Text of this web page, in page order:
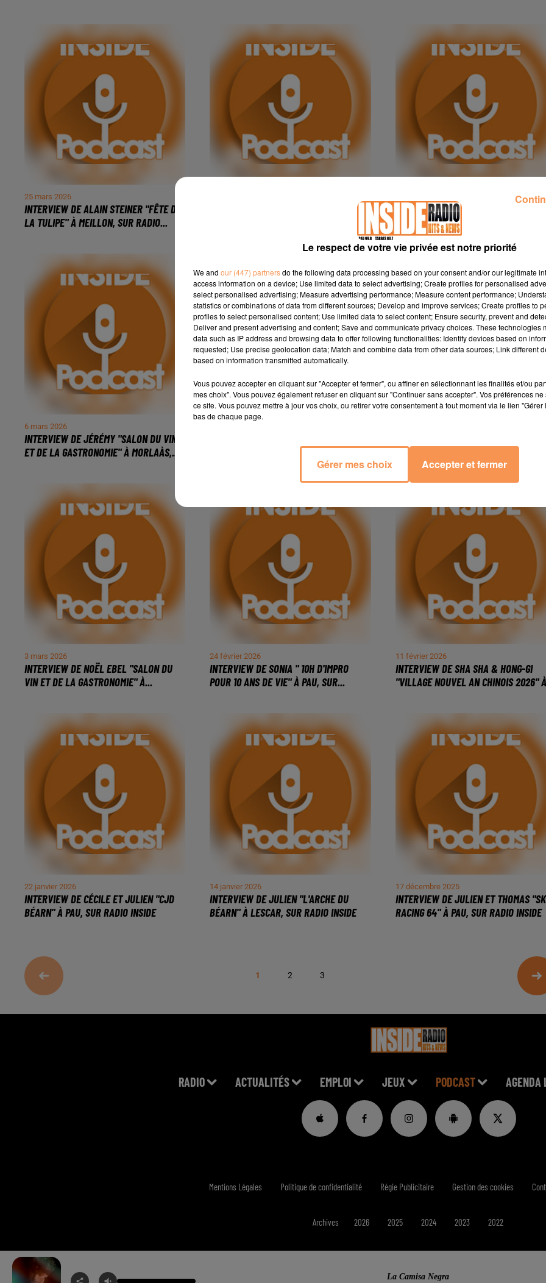
25 mars 2026
INTERVIEW DE ALAIN STEINER "FÊTE DE
LA TULIPE" À MEILLON, SUR RADIO...
INTERVIEW DE MÉLANIE "ELECTION DE
MISS ELÉGANCE NATIONALE 2026"
6 mars 2026
INTERVIEW DE JÉRÉMY "SALON DU VIN
ET DE LA GASTRONOMIE" À MORLAÀS,...
ET DE LA GASTRONOMIE" À...
ET DE LA GASTRONOMIE" À
3 mars 2026
INTERVIEW DE NOËL EBEL "SALON DU
VIN ET DE LA GASTRONOMIE" À...
24 février 2026
INTERVIEW DE SONIA " 10H D'IMPRO
POUR 10 ANS DE VIE" À PAU, SUR...
11 février 2026
INTERVIEW DE SHA SHA & HONG-GI
"VILLAGE NOUVEL AN CHINOIS 2026"
22 janvier 2026
INTERVIEW DE CÉCILE ET JULIEN "CJD
BÉARN" À PAU, SUR RADIO INSIDE
14 janvier 2026
INTERVIEW DE JULIEN "L'ARCHE DU
BÉARN" À LESCAR, SUR RADIO INSIDE
17 décembre 2025
INTERVIEW DE JULIEN ET THOMAS
RACING 64" À PAU, SUR RADIO INSIDE
1 2 3
RADIO ACTUALITÉS EMPLOI JEUX PODCAST AGENDA
La Camisa Negra
Mentions Légales Politique de confidentialité Régie Publicitaire Gestion des cookies
Archives 2026 2025 2024 2023 2022
Le respect de votre vie privée est notre priorité
We and our (447) partnersdo the following data processing based on your consent and/or our legitimate
access information on a device; Use limited data to select advertising; Create profiles for personalised
select personalised advertising; Measure advertising performance; Measure content performance;
statistics or combinations of data from different sources; Develop and improve services; Create profiles to
profiles to select personalised content; Use limited data to select content; Ensure security, prevent and
Deliver and present advertising and content; Save and communicate privacy choices. These technologies
data such as IP address and browsing data to offer following functionalities: Identify devices based on
requested; Use precise geolocation data; Match and combine data from other data sources; Link different
based on information transmitted automatically.
Vous pouvez accepter en cliquant sur "Accepter et fermer", ou affiner en sélectionnant les finalités et/ou
mes choix". Vous pouvez également refuser en cliquant sur "Continuer sans accepter". Vos préférences
ce site. Vous pouvez mettre à jour vos choix, ou retirer votre consentement à tout moment via le lien
bas de chaque page.
Gérer mes choix Accepter et fermer